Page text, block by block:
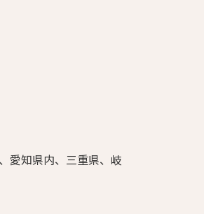
愛知県内、三重県、岐